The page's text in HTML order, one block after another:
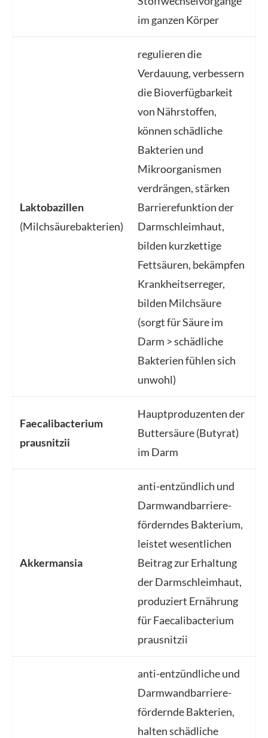
im ganzen Körper
Laktobazillen
(Milchsäurebakterien)
regulieren die
Verdauung, verbessern
die Bioverfügbarkeit
von Nährstoffen,
können schädliche
Bakterien und
Mikroorganismen
verdrängen, stärken
Barrierefunktion der
Darmschleimhaut,
bilden kurzkettige
Fettsäuren, bekämpfen
Krankheitserreger,
bilden Milchsäure
(sorgt für Säure im
Darm > schädliche
Bakterien fühlen sich
unwohl)
Faecalibacterium
prausnitzii
Hauptproduzenten der
Buttersäure (Butyrat)
im Darm
Akkermansia
anti-entzündlich und
Darmwandbarriere-
förderndes Bakterium,
leistet wesentlichen
Beitrag zur Erhaltung
der Darmschleimhaut,
produziert Ernährung
für Faecalibacterium
prausnitzii
anti-entzündliche und
Darmwandbarriere-
fördernde Bakterien,
halten schädliche